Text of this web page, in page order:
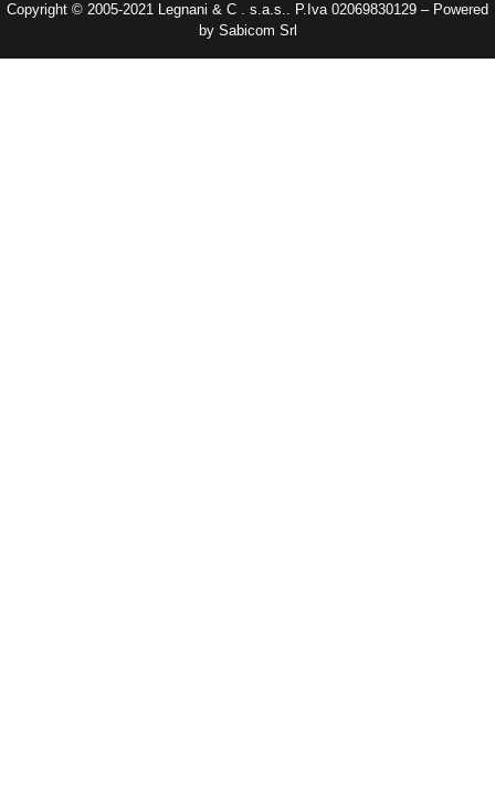
Copyright © 2005-2021 Legnani & C . s.a.s.. P.Iva 02069830129 – Powered
by Sabicom Srl